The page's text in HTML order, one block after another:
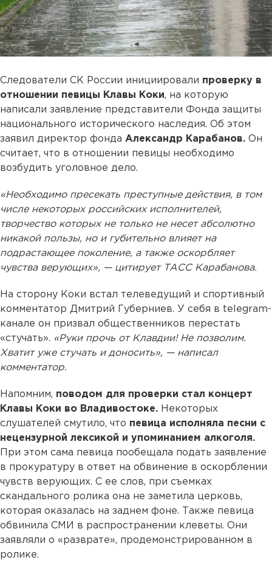
Следователи СК России инициировали проверку в
отношении певицы Клавы Коки, на которую
написали заявление представители Фонда защиты
национального исторического наследия. Об этом
заявил директор фонда Александр Карабанов. Он
считает, что в отношении певицы необходимо
возбудить уголовное дело.
«Необходимо пресекать преступные действия, в том
числе некоторых российских исполнителей,
творчество которых не только не несет абсолютно
никакой пользы, но и губительно влияет на
подрастающее поколение, а также оскорбляет
чувства верующих», — цитирует ТАСС Карабанова.
На сторону Коки встал телеведущий и спортивный
комментатор Дмитрий Губерниев. У себя в telegram-
канале он призвал общественников перестать
«стучать». «Руки прочь от Клавдии! Не позволим.
Хватит уже стучать и доносить», — написал
комментатор.
Напомним, поводом для проверки стал концерт
Клавы Коки во Владивостоке. Некоторых
слушателей смутило, что певица исполняла песни с
нецензурной лексикой и упоминанием алкоголя.
При этом сама певица пообещала подать заявление
в прокуратуру в ответ на обвинение в оскорблении
чувств верующих. С ее слов, при съемках
скандального ролика она не заметила церковь,
которая оказалась на заднем фоне. Также певица
обвинила СМИ в распространении клеветы. Они
заявляли о «разврате», продемонстрированном в
ролике.